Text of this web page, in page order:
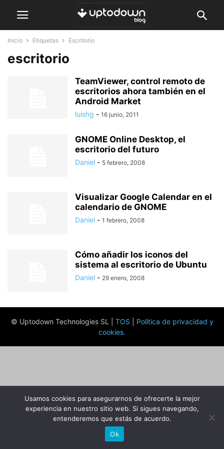
Inicio Etiquetas Escritorio
escritorio
TeamViewer, control remoto de
escritorios ahora también en el
Android Market
luishg - 16 junio, 2011
GNOME Online Desktop, el
escritorio del futuro
Daniel - 5 febrero, 2008
Visualizar Google Calendar en el
calendario de GNOME
Daniel - 1 febrero, 2008
Cómo añadir los iconos del
sistema al escritorio de Ubuntu
Daniel - 29 enero, 2008
© Uptodown Technologies SL | TOS
Política de privacidad y
cookies.
Usamos cookies para asegurarnos de ofrecerte la mejor
experiencia en nuestro sitio web. Si sigues navegando,
entenderemos que estás de acuerdo.
Ok